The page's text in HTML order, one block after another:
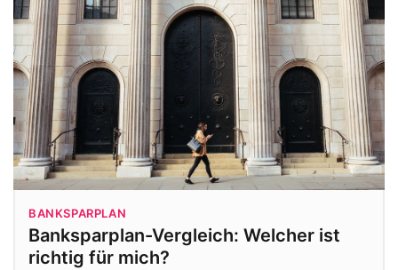
BANKSPARPLAN
Banksparplan-Vergleich: Welcher ist
richtig für mich?